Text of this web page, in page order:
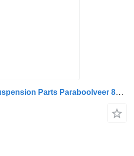
Kamyon için MAN Suspension Parts Paraboolveer 81434026320 makas